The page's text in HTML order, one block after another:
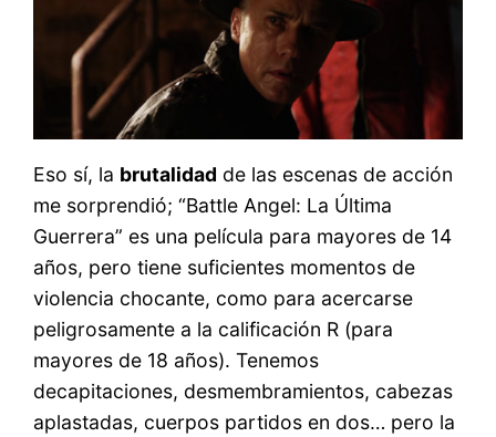
Eso sí, la brutalidad de las escenas de acción
me sorprendió; “Battle Angel: La Última
Guerrera” es una película para mayores de 14
años, pero tiene suficientes momentos de
violencia chocante, como para acercarse
peligrosamente a la calificación R (para
mayores de 18 años). Tenemos
decapitaciones, desmembramientos, cabezas
aplastadas, cuerpos partidos en dos… pero la